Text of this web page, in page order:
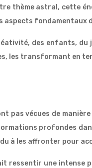
thème astral, cette
fondamentaux
des enfants,
les transformant en
pas vécues de
profondes
à les affronter pour
ressentir une